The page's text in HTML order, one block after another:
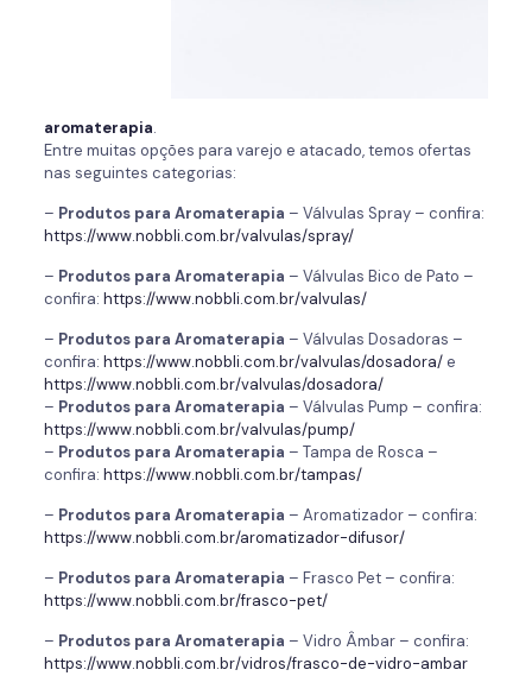
aromaterapia.
Entre muitas opções para varejo e atacado, temos ofertas
nas seguintes categorias:
– Produtos para Aromaterapia – Válvulas Spray – confira:
https://www.nobbli.com.br/valvulas/spray/
– Produtos para Aromaterapia – Válvulas Bico de Pato –
confira: https://www.nobbli.com.br/valvulas/
– Produtos para Aromaterapia – Válvulas Dosadoras –
confira: https://www.nobbli.com.br/valvulas/dosadora/e
https://www.nobbli.com.br/valvulas/dosadora/
– Produtos para Aromaterapia – Válvulas Pump – confira:
https://www.nobbli.com.br/valvulas/pump/
– Produtos para Aromaterapia – Tampa de Rosca –
confira: https://www.nobbli.com.br/tampas/
– Produtos para Aromaterapia – Aromatizador – confira:
https://www.nobbli.com.br/aromatizador-difusor/
– Produtos para Aromaterapia – Frasco Pet – confira:
https://www.nobbli.com.br/frasco-pet/
– Produtos para Aromaterapia – Vidro Âmbar – confira:
https://www.nobbli.com.br/vidros/frasco-de-vidro-ambar